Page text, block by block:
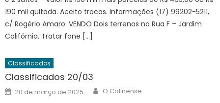
190 mil quitada. Aceito trocas. Informações (17) 99202-5211,
c/ Rogério Amaro. VENDO Dois terrenos na Rua F – Jardim
Califórnia. Tratar fone […]
Classificados
Classificados 20/03
Posted
on
20 de março de 2025 Author
O Colinense